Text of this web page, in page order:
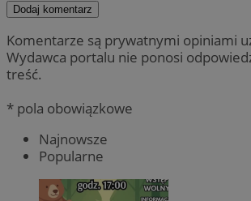
Dodaj komentarz
Komentarze są prywatnymi opiniami
Wydawca portalu nie ponosi
treść.
* pola obowiązkowe
Najnowsze
Popularne